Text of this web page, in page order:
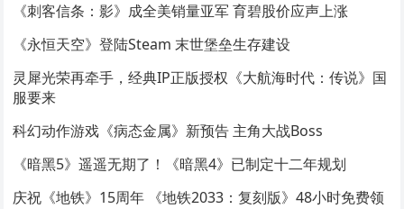
《刺客信条：影》成全美销量亚军 育碧股价应声上涨
《永恒天空》登陆Steam 末世堡垒生存建设
灵犀光荣再牵手，经典IP正版授权《大航海时代：传说》国
服要来
科幻动作游戏《病态金属》新预告 主角大战Boss
《暗黑5》遥遥无期了！《暗黑4》已制定十二年规划
庆祝《地铁》15周年 《地铁2033：复刻版》48小时免费领